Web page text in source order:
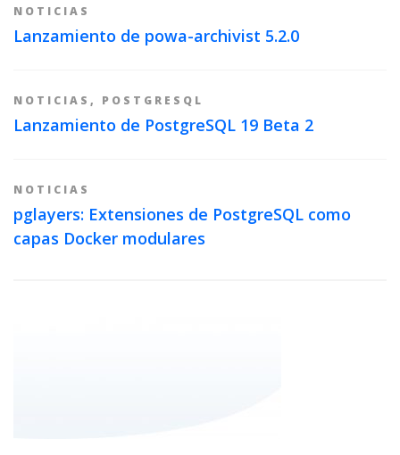
NOTICIAS
Lanzamiento de powa-archivist 5.2.0
NOTICIAS , POSTGRESQL
Lanzamiento de PostgreSQL 19 Beta 2
NOTICIAS
pglayers: Extensiones de PostgreSQL como
capas Docker modulares